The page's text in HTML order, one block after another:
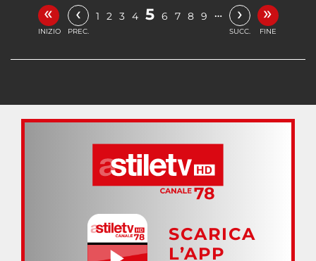
«
INIZIO
‹
PREC.
1 2 3 4 5 6 7 8 9 … ›
SUCC.
»
FINE
SCARICA
L’APP